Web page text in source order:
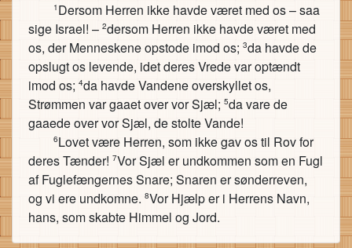
1 Dersom Herren ikke havde været med os – saa
sige Israel! – 2dersom Herren ikke havde været med
os, der Menneskene opstode imod os; 3da havde de
opslugt os levende, idet deres Vrede var optændt
imod os; 4da havde Vandene overskyllet os,
Strømmen var gaaet over vor Sjæl; 5da vare de
gaaede over vor Sjæl, de stolte Vande!
6Lovet være Herren, som ikke gav os til Rov for
deres Tænder! 7Vor Sjæl er undkommen som en Fugl
af Fuglefængernes Snare; Snaren er sønderreven,
og vi ere undkomne. 8Vor Hjælp er i Herrens Navn,
hans, som skabte Himmel og Jord.